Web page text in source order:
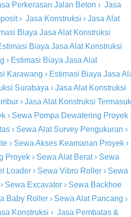
Perkerasan Jalan Beton › Jasa
› Jasa Konstruksi › Jasa Alat
Biaya Jasa Alat Konstruksi
Biaya Jasa Alat Konstruksi
› Estimasi Biaya Jasa Alat
Karawang › Estimasi Biaya Jasa
Surabaya › Jasa Alat Konstruksi
› Jasa Alat Konstruksi Termasuk
› Sewa Pompa Dewatering Proyek
› Sewa Alat Survey Pengukuran ›
› Sewa Akses Keamanan Proyek ›
Proyek › Sewa Alat Berat› Sewa
Loader › Sewa Vibro Roller › Sewa
› Sewa Excavator › Sewa Backhoe
Baby Roller › Sewa Alat Pancang ›
Konstruksi › Jasa Pembatas &